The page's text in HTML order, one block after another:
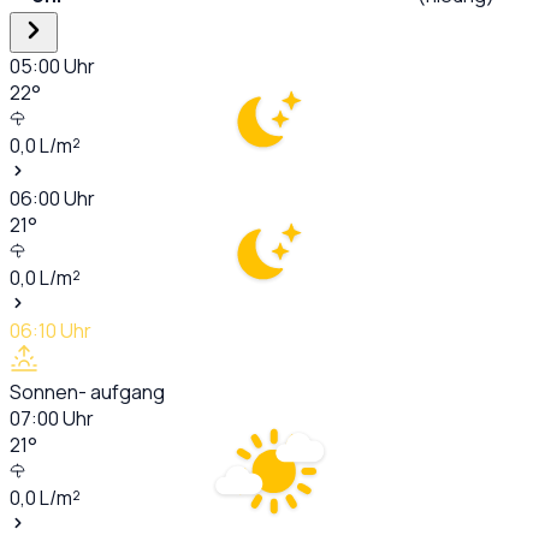
05:00Uhr
22°
0,0L/m²
06:00Uhr
21°
0,0L/m²
06:10Uhr
Sonnen- aufgang
07:00Uhr
21°
0,0L/m²